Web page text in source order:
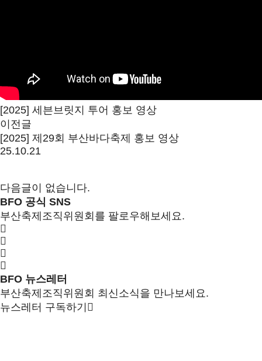
[2025] 세븐브릿지 투어 홍보 영상
이전글
[2025] 제29회 부산바다축제 홍보 영상
25.10.21
다음글이 없습니다.
BFO 공식 SNS
부산축제조직위원회를 팔로우해보세요.
BFO 뉴스레터
부산축제조직위원회 최신소식을 만나보세요.
뉴스레터 구독하기